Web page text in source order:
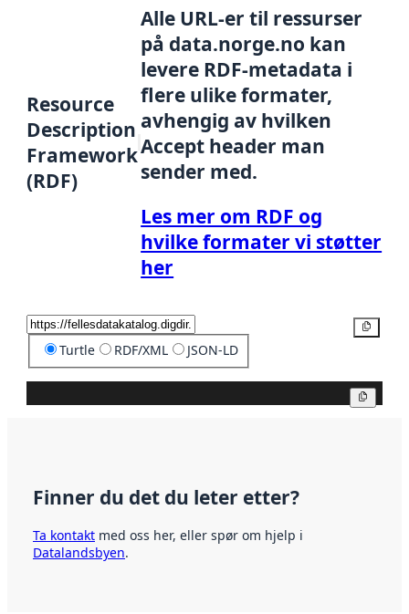
Resource
Description
Framework
(RDF)
Alle URL-er til ressurser
på data.norge.no kan
levere RDF-metadata i
flere ulike formater,
avhengig av hvilken
Accept header man
sender med.
Les mer om RDF og
hvilke formater vi støtter
her
Turtle RDF/XML JSON-LD
Finner du det du leter etter?
Ta kontakt med oss her, eller spør om hjelp i
Datalandsbyen.